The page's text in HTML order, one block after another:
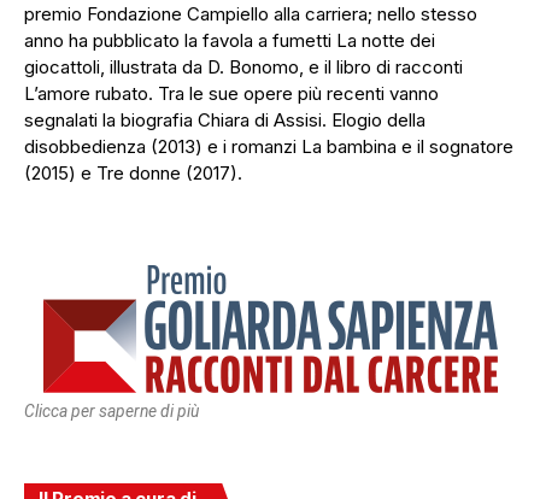
premio Fondazione Campiello alla carriera; nello stesso
anno ha pubblicato la favola a fumetti La notte dei
giocattoli, illustrata da D. Bonomo, e il libro di racconti
L’amore rubato. Tra le sue opere più recenti vanno
segnalati la biografia Chiara di Assisi. Elogio della
disobbedienza (2013) e i romanzi La bambina e il sognatore
(2015) e Tre donne (2017).
Clicca per saperne di più